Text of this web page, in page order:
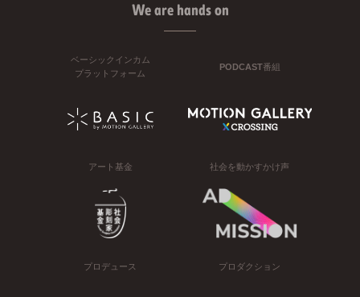
We are hands on
ベーシックインカム
プラットフォーム
PODCAST番組
アート基金 社会を動かすかけ声
プロデュース プロダクション